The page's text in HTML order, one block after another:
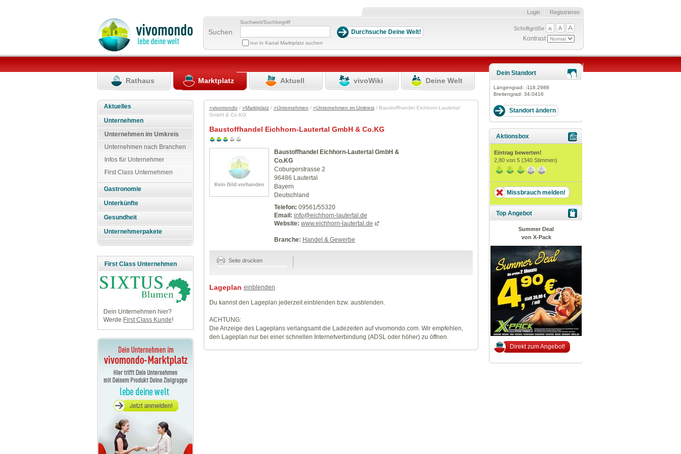
Registrieren
Login
Suchen
Suchwort/Suchbegriff
nur in Kanal Marktplatz suchen
Schriftgröße
Kontrast
Rathaus Marktplatz Aktuell vivoWiki Deine Welt
Aktuelles
Unternehmen
Unternehmen im Umkreis
Unternehmen nach Branchen
Infos für Unternehmer
First Class Unternehmen
Gastronomie
Unterkünfte
Gesundheit
Unternehmerpakete
First Class Unternehmen
Dein Unternehmen hier?
Werde First Class Kunde!
»vivomondo / »Marktplatz/ »Unternehmen / »Unternehmen im Umkreis/ Baustoffhandel Eichhorn-Lautertal
GmbH & Co.KG
Baustoffhandel Eichhorn-Lautertal GmbH & Co.KG
Baustoffhandel Eichhorn-Lautertal GmbH &
Co.KG
Coburgerstrasse 2
96486 Lautertal
Bayern
Deutschland
Telefon: 09561/55320
Email: info@eichhorn-lautertal.de
Website: www.eichhorn-lautertal.de
Branche: Handel & Gewerbe
Seite drucken
Lageplan einblenden
Du kannst den Lageplan jederzeit einblenden bzw. ausblenden.
ACHTUNG:
Die Anzeige des Lageplans verlangsamt die Ladezeiten auf vivomondo.com. Wir empfehlen,
den Lageplan nur bei einer schnellen Internetverbindung (ADSL oder höher) zu öffnen.
Dein Standort
Längengrad: -118.2988
Breitengrad: 34.0416
Aktionsbox
Eintrag bewerten!
2,80 von 5 (340 Stimmen)
Missbrauch melden!
Top Angebot
Summer Deal
von X-Pack
Direkt zum Angebot!